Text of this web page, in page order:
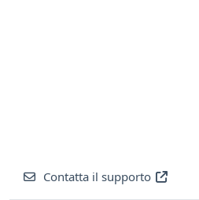
Contatta il supporto